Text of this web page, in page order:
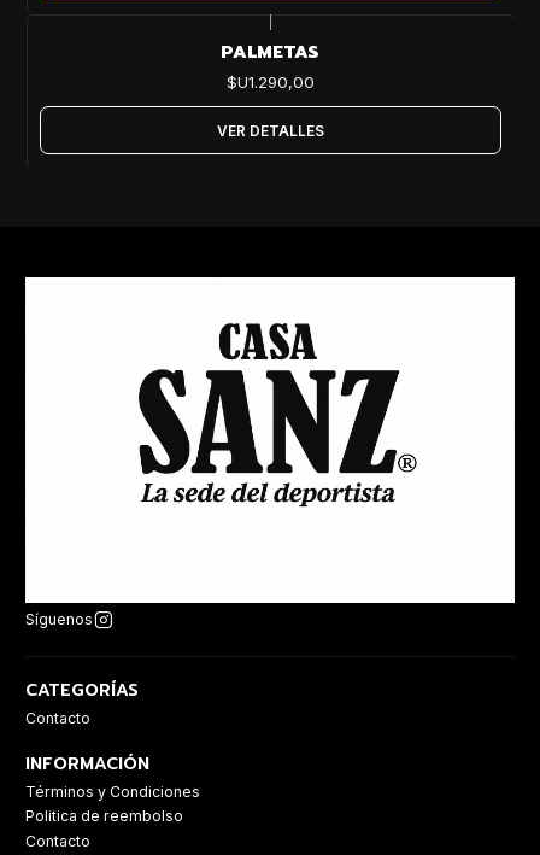
PALMETAS
$U1.290,00
VER DETALLES
Síguenos
CATEGORÍAS
Contacto
INFORMACIÓN
Términos y Condiciones
Politica de reembolso
Contacto